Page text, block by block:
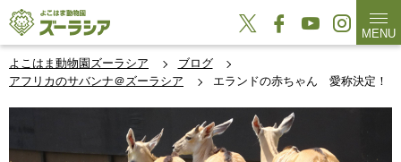
MENU
よこはま動物園ズーラシア
ブログ
アフリカのサバンナ＠ズーラシア
エランドの赤ちゃん 愛称決定！